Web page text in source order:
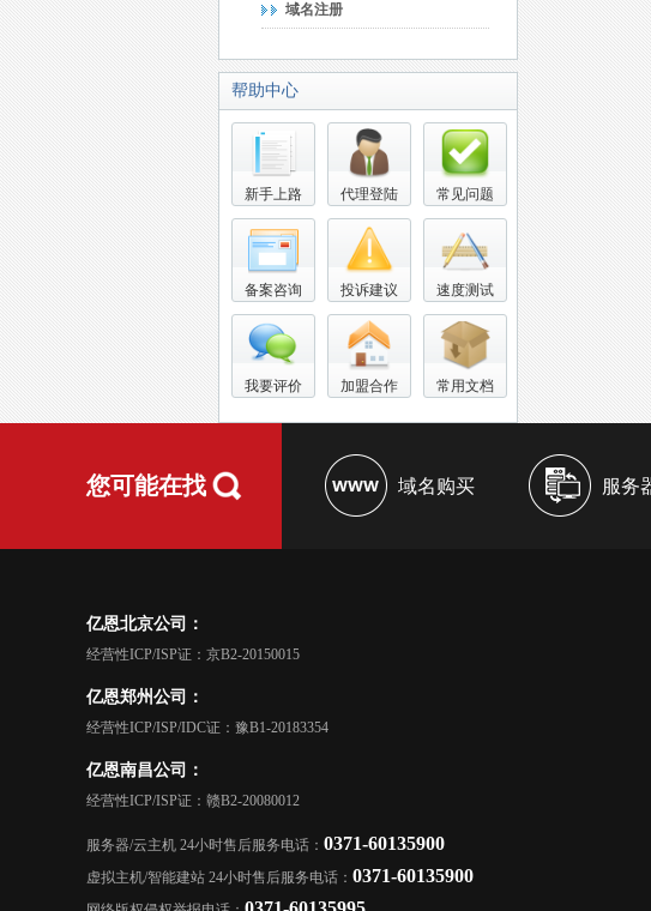
域名注册
帮助中心
新手上路 代理登陆 常见问题
备案咨询 投诉建议 速度测试
我要评价 加盟合作 常用文档
您可能在找 域名购买 服务
亿恩北京公司：
经营性ICP/ISP证：京B2-20150015
亿恩郑州公司：
经营性ICP/ISP/IDC证：豫B1-20183354
亿恩南昌公司：
经营性ICP/ISP证：赣B2-20080012
服务器/云主机 24小时售后服务电话： 0371-60135900
虚拟主机/智能建站 24小时售后服务电话： 0371-60135900